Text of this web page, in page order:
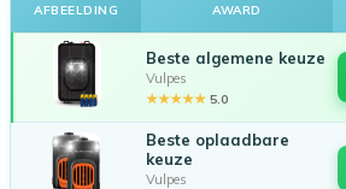
AFBEELDING AWARD
Beste algemene keuze
Vulpes
★★★★★ 5.0
Beste oplaadbare
keuze
Vulpes